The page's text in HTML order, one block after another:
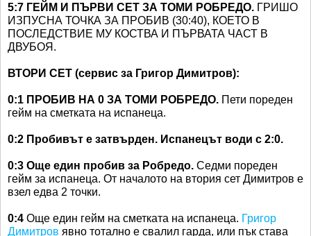
5:7 ГЕЙМ И ПЪРВИ СЕТ ЗА ТОМИ РОБРЕДО. ГРИШО
ИЗПУСНА ТОЧКА ЗА ПРОБИВ (30:40), КОЕТО В
ПОСЛЕДСТВИЕ МУ КОСТВА И ПЪРВАТА ЧАСТ В
ДВУБОЯ.
ВТОРИ СЕТ (сервис за Григор Димитров):
0:1 ПРОБИВ НА 0 ЗА ТОМИ РОБРЕДО. Пети пореден
гейм на сметката на испанеца.
0:2 Пробивът е затвърден. Испанецът води с 2:0.
0:3 Още един пробив за Робредо. Седми пореден
гейм за испанеца. От началото на втория сет Димитров е
взел едва 2 точки.
0:4 Още един гейм на сметката на испанеца. Григор
Димитров явно тотално е свалил гарда, или пък става